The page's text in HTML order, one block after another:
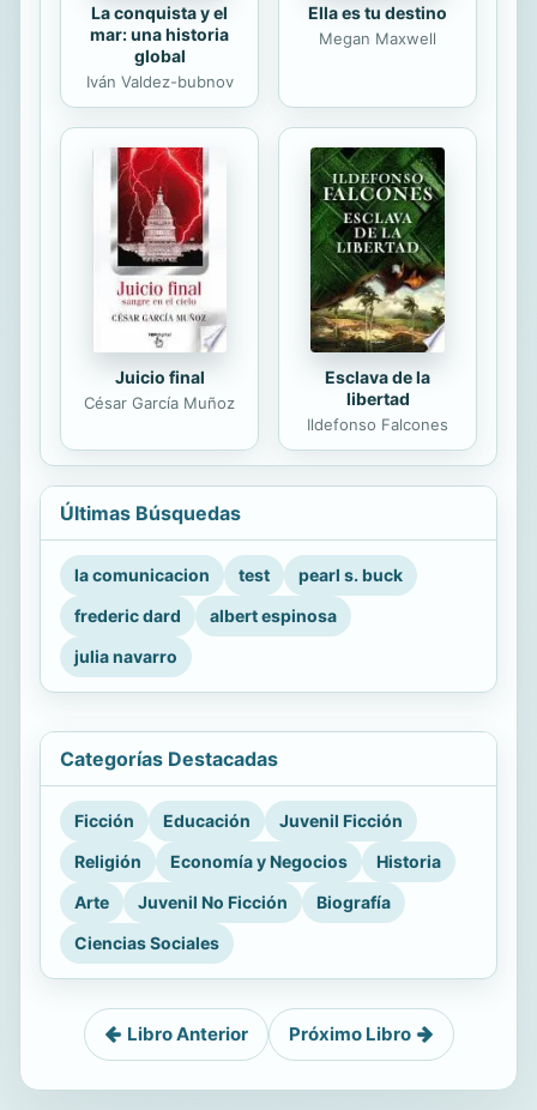
La conquista y el
mar: una historia
global
Iván Valdez-bubnov
Ella es tu destino
Megan Maxwell
Juicio final
César García Muñoz
Esclava de la
libertad
Ildefonso Falcones
Últimas Búsquedas
la comunicacion test
pearl s. buck
frederic dard
albert espinosa
julia navarro
Categorías Destacadas
Ficción Educación
Juvenil Ficción
Religión
Economía y Negocios
Historia
Arte
Juvenil No Ficción
Biografía
Ciencias Sociales
Libro Anterior Próximo Libro